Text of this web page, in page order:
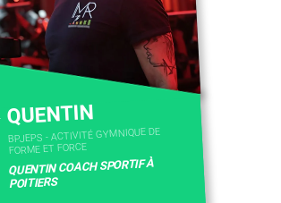
QUENTIN
BPJEPS - ACTIVITÉ GYMNIQUE DE
FORME ET FORCE
QUENTIN COACH SPORTIF À
POITIERS